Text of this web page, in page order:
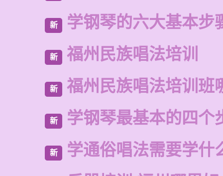
新 学钢琴的六大基本步
新 福州民族唱法培训
新 福州民族唱法培训班
新 学钢琴最基本的四个
新
学通俗唱法需要学什